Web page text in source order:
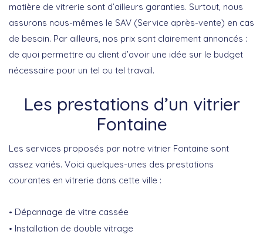
matière de vitrerie sont d’ailleurs garanties. Surtout, nous
assurons nous-mêmes le SAV (Service après-vente) en cas
de besoin. Par ailleurs, nos prix sont clairement annoncés :
de quoi permettre au client d’avoir une idée sur le budget
nécessaire pour un tel ou tel travail.
Les prestations d’un vitrier
Fontaine
Les services proposés par notre vitrier Fontaine sont
assez variés. Voici quelques-unes des prestations
courantes en vitrerie dans cette ville :
Dépannage de vitre cassée
Installation de double vitrage